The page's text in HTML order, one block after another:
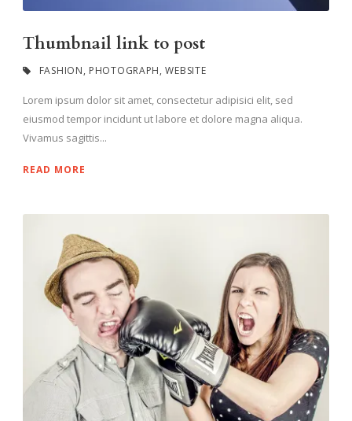
Thumbnail link to post
FASHION, PHOTOGRAPH, WEBSITE
Lorem ipsum dolor sit amet, consectetur adipisici elit, sed
eiusmod tempor incidunt ut labore et dolore magna aliqua.
Vivamus sagittis...
READ MORE